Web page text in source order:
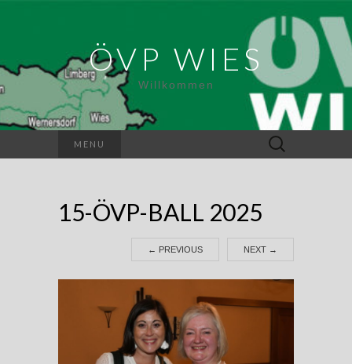
ÖVP WIES
Willkommen
MENU
Suchen
nach:
15-ÖVP-BALL 2025
← PREVIOUS NEXT →